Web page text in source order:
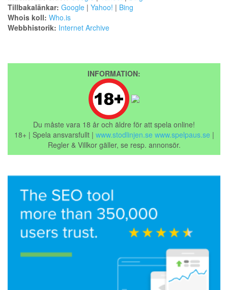
Tillbakalänkar: Google | Yahoo! | Bing
Whois koll: Who.is
Webbhistorik: Internet Archive
INFORMATION:
Du måste vara 18 år och äldre för att spela online!
18+ | Spela ansvarsfullt | www.stodlinjen.se www.spelpaus.se |
Regler & Villkor gäller, se resp. annonsör.